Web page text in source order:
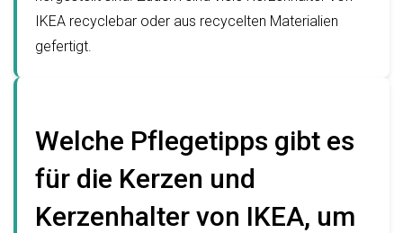
IKEA recyclebar oder aus recycelten Materialien
gefertigt.
Welche Pflegetipps gibt es
für die Kerzen und
Kerzenhalter von IKEA, um